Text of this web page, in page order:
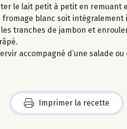
le lait petit à petit en
fromage blanc soit
tranches de jambon et
accompagné d’une salade ou
Imprimer la recette